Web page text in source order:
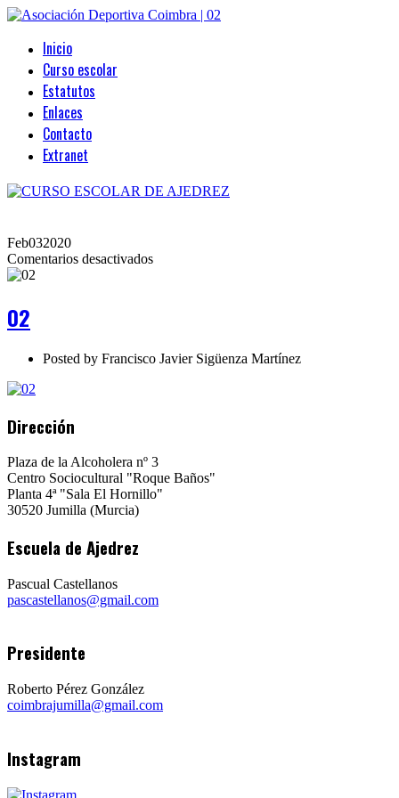
Inicio
Curso escolar
Estatutos
Enlaces
Contacto
Extranet
Feb032020
Comentarios desactivadosen
02
Posted by Francisco Javier Sigüenza Martínez
Dirección
Plaza de la Alcoholera nº 3
Centro Sociocultural "Roque Baños"
Planta 4ª "Sala El Hornillo"
30520 Jumilla (Murcia)
Escuela de Ajedrez
Pascual Castellanos
pascastellanos@gmail.com
Presidente
Roberto Pérez González
coimbrajumilla@gmail.com
Instagram